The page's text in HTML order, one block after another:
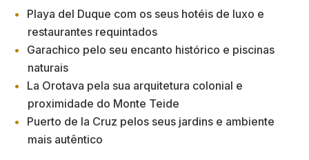
Playa del Duque com os seus hotéis de luxo e
restaurantes requintados
Garachico pelo seu encanto histórico e piscinas
naturais
La Orotava pela sua arquitetura colonial e
proximidade do Monte Teide
Puerto de la Cruz pelos seus jardins e ambiente
mais autêntico